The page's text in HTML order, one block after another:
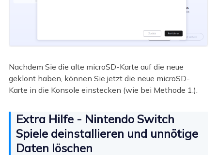
Nachdem Sie die alte microSD-Karte auf die neue
geklont haben, können Sie jetzt die neue microSD-
Karte in die Konsole einstecken (wie bei Methode 1.).
Extra Hilfe - Nintendo Switch
Spiele deinstallieren und unnötige
Daten löschen